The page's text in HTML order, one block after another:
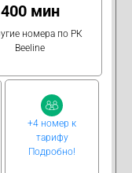
400 мин
номера по РК
Beeline
+4 номер к
тарифу
Подробно!